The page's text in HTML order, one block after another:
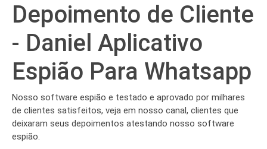
Depoimento de Cliente
- Daniel Aplicativo
Espião Para Whatsapp
Nosso software espião e testado e aprovado por milhares
de clientes satisfeitos, veja em nosso canal, clientes que
deixaram seus depoimentos atestando nosso software
espião.